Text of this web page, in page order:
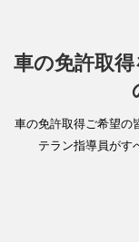
車の免許取
車の免許取得ご希望の
テラン指導員がす